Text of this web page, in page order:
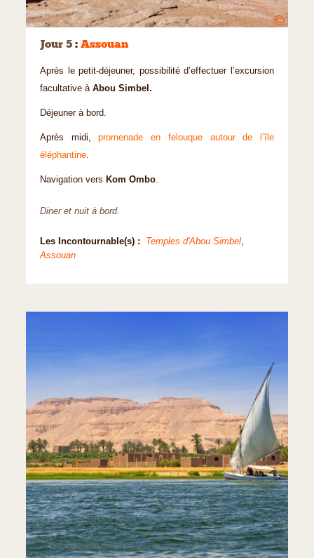
©
Jour 5 : Assouan
Après le petit-déjeuner, possibilité d’effectuer l’excursion
facultative à Abou Simbel.
Déjeuner à bord.
Après midi,promenade en felouque autour de l’île
éléphantine.
Navigation vers Kom Ombo.
Diner et nuit à bord.
Les Incontournable(s) : Temples d'Abou Simbel,
Assouan